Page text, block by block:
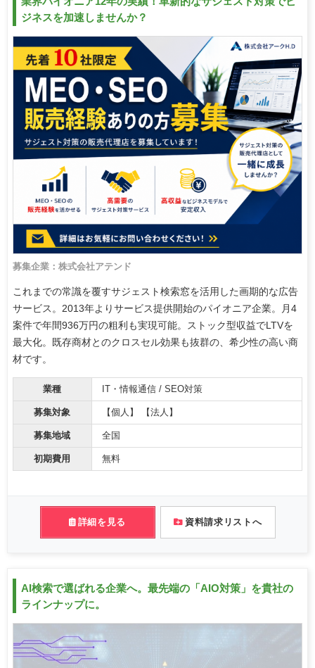
ジネスを加速しませんか？
募集企業：株式会社アテンド
これまでの常識を覆すサジェスト検索窓を活用した画期的な広告
サービス。2013年よりサービス提供開始のパイオニア企業。月4
案件で年間936万円の粗利も実現可能。ストック型収益でLTVを
最大化。既存商材とのクロスセル効果も抜群の、希少性の高い商
材です。
業種 IT・情報通信 / SEO対策
募集対象 【個人】 【法人】
募集地域 全国
初期費用 無料
詳細を見る 資料請求リストへ
AI検索で選ばれる企業へ。最先端の「AIO対策」を貴社の
ラインナップに。